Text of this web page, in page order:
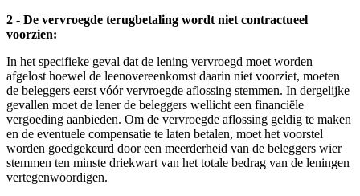
2 - De vervroegde terugbetaling wordt niet contractueel
voorzien:
In het specifieke geval dat de lening vervroegd moet worden
afgelost hoewel de leenovereenkomst daarin niet voorziet, moeten
de beleggers eerst vóór vervroegde aflossing stemmen. In dergelijke
gevallen moet de lener de beleggers wellicht een financiële
vergoeding aanbieden. Om de vervroegde aflossing geldig te maken
en de eventuele compensatie te laten betalen, moet het voorstel
worden goedgekeurd door een meerderheid van de beleggers wier
stemmen ten minste driekwart van het totale bedrag van de leningen
vertegenwoordigen.